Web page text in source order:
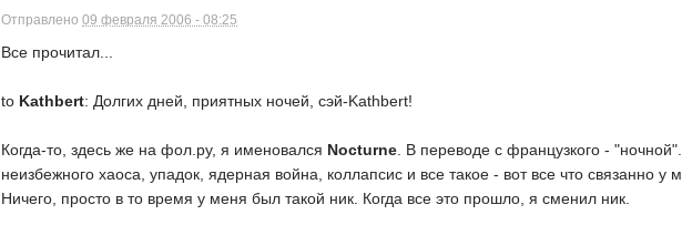
Отправлено09 февраля 2006 - 08:25
Все прочитал...
to Kathbert: Долгих дней, приятных ночей, сэй-Kathbert!
Когда-то, здесь же на фол.ру, я именовался Nocturne . В переводе с французкого -
неизбежного хаоса, упадок, ядерная война, коллапсис и все такое - вот все что
Ничего, просто в то время у меня был такой ник. Когда все это прошло, я сменил ник.